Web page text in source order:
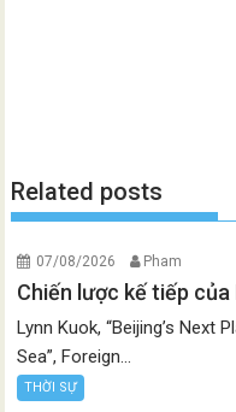
Related posts
07/08/2026 Pham
Chiến lược kế tiếp
Lynn Kuok, “Beijing’s Next
Sea”, Foreign...
THỜI SỰ